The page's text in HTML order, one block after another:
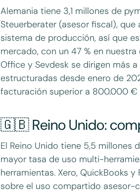
Alemania tiene 3,1 millones de
Steuerberater (asesor fiscal),
sistema de producción, así que
mercado, con un 47 % en
Office y Sevdesk se dirigen más
estructuradas desde enero de
facturación superior a 800.000
🇬🇧 Reino Unido:
El Reino Unido tiene 5,5
mayor tasa de uso multi-
herramientas. Xero, QuickBooks
sobre el uso compartido asesor-